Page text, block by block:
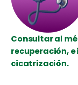
Consultar al
recuperación,
cicatrización.